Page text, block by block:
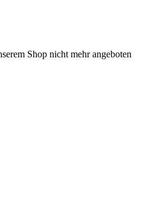
Shop nicht mehr angeboten